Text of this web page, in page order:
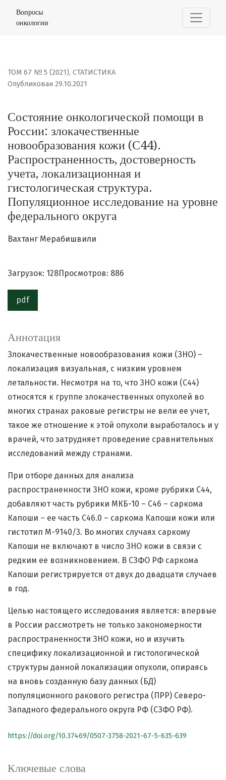
Состояние онкологической помощи в России:
Вопросы
онкологии
ТОМ 67 № 5 (2021), СТАТИСТИКА
Состояние онкологической помощи в
России: злокачественные
новообразования кожи (С44).
Распространенность, достоверность
учета, локализационная и
гистологическая структура.
Популяционное исследование на уровне
федерального округа
Опубликован 29.10.2021
Вахтанг Мерабишвили
Загрузок: 128Просмотров: 886
pdf
Ключевые слова
Аннотация
Злокачественные новообразования кожи (ЗНО) –
локализация визуальная, с низким уровнем
летальности. Несмотря на то, что ЗНО кожи (С44)
относятся к группе злокачественных опухолей во
многих странах раковые регистры не вели ее учет,
такое же отношение к этой опухоли выработалось и у
врачей, что затрудняет проведение сравнительных
исследований между странами.
При отборе данных для анализа
распространенности ЗНО кожи, кроме рубрики С44,
добавляют часть рубрики МКБ-10 – С46 – саркома
Капоши – ее часть С46.0 – саркома Капоши кожи или
гистотип М-9140/3. Во многих случаях саркому
Капоши не включают в число ЗНО кожи в связи с
редким ее возникновением. В СЗФО РФ саркома
Капоши регистрируется от двух до двадцати случаев
в год.
Целью настоящего исследования является: впервые
в России рассмотреть не только закономерности
распространенности ЗНО кожи, но и изучить
специфику локализационной и гистологической
структуры данной локализации опухоли, опираясь
на вновь созданную базу данных (БД)
популяционного ракового регистра (ПРР) Северо-
Западного федерального округа РФ (СЗФО РФ).
https://doi.org/10.37469/0507-3758-2021-67-5-635-639